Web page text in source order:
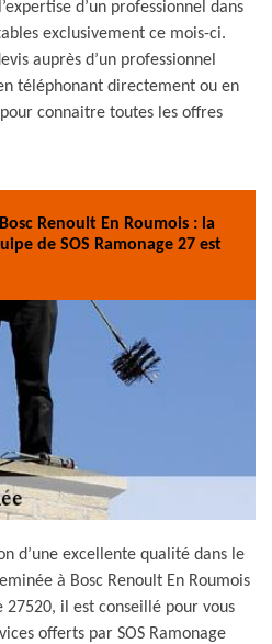
d’un professionnel dans
exclusivement ce mois-ci.
auprès d’un professionnel
téléphonant directement ou en
connaitre toutes les offres
Renoult En Roumois : la
de SOS Ramonage 27 est
d’une excellente qualité dans le
à Bosc Renoult En Roumois
27520, il est conseillé pour vous
offerts par SOS Ramonage